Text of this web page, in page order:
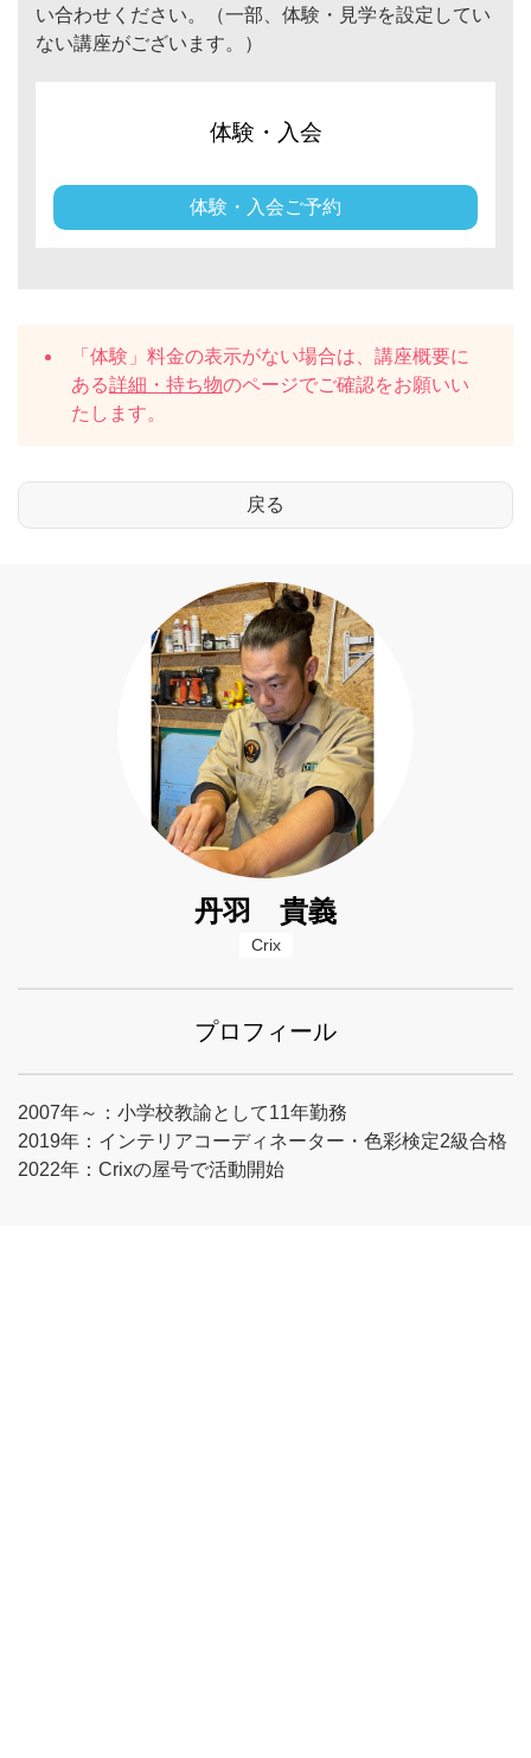
い合わせください。（一部、体験・見学を設定してい
ない講座がございます。）
体験・入会
体験・入会ご予約
「体験」料金の表示がない場合は、講座概要に
ある詳細・持ち物のページでご確認をお願いい
たします。
丹羽 貴義
Crix
プロフィール
2007年～：小学校教諭として11年勤務
2019年：インテリアコーディネーター・色彩検定2級合格
2022年：Crixの屋号で活動開始